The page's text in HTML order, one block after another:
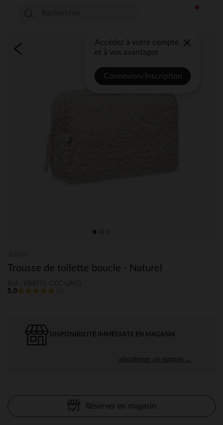
Accédez à votre compte
et à vos avantages
Connexion/Inscription
Trousse de toilette boucle - Naturel
5.0
DISPONIBILITÉ IMMÉDIATE EN MAGASIN
sélectionner un magasin →
Réserver en magasin